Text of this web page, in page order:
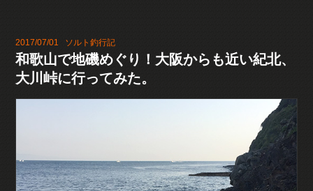
2017/07/01 ソルト釣行記
和歌山で地磯めぐり！大阪からも近い紀北、
大川峠に行ってみた。